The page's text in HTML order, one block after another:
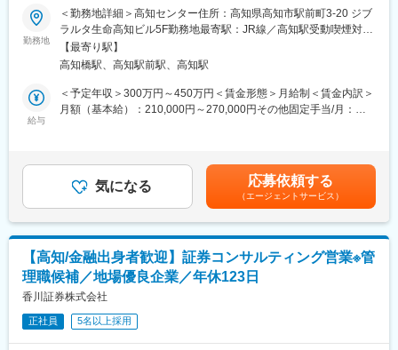
礎知識を習得
↓
・現地研修／通算6ヵ月
配属先の営業所にてお客さまアドバイザーの新規採用、活動基盤
↓
・事務研修／2ヵ月
配属先の営業所にて採用業務の習得
営業所の経営に必要な知見を培い、FP等の必須資格を取得した
後、営業所長に昇格。
■働き方の魅力：
・男女共に育児休職取得率は100%！
・時差出勤制度、社宅制度（営業所長就任後、利用可）も完備
・住宅手当や家族手当、退職金手当等の福利厚生制度が充実
■具体的な職務内容
・自動車保険に関する、電話対応全般
・補償内容変更に関する対応
・インターネット手続きのサポート
・専用システムへの入力作業
・各種メールの作成等 等
感謝される場面が多く、貢献実感を得やすい業務です。接客・営
業で培ったコミュニケーション力を保険という社会性の高い分野
電話対応に従事するスタッフは全拠点で約160名程在籍していま
す。
中途で入社された方は全体の７割程で未経験で入社されている方
がほとんどです。
金融未経験者多数！
異業界出身者、営業や接客業のご経験のある方多数ご入社頂いて
おります。
勤務地
＜勤務地詳細＞高知センター住所：高知県高知市駅前町3-20 ジブ
ラルタ生命高知ビル5F勤務地最寄駅：JR線／高知駅受動喫煙対
策：屋内全面禁煙変更の範囲：会社の定める事業所
【最寄り駅】
高知橋駅、高知駅前駅、高知駅
給与
＜予定年収＞300万円～450万円＜賃金形態＞月給制＜賃金内訳＞
月額（基本給）：210,000円～270,000円その他固定手当/月：
昇給：年1回（4月）賞与：変動業績賞与 年1回（4月）賃金はあ
くまでも目安の金額であり、選考を通じて上下する可能性があり
ます。月給(月額)は固定手当を含めた表記です。
気になる 応募依頼する
（エージェントサービス）
【高知/金融出身者歓迎】証券コンサルティング営業※管
理職候補／地場優良企業／年休123日
香川証券株式会社
正社員 5名以上採用